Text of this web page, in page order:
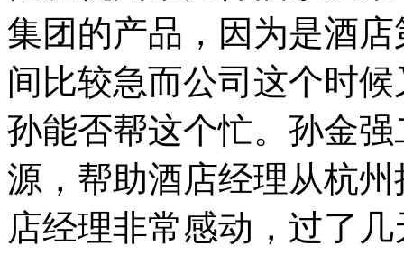
集团的产品，因为是酒
间比较急而公司这个时
孙能否帮这个忙。孙金
源，帮助酒店经理从杭
店经理非常感动，过了